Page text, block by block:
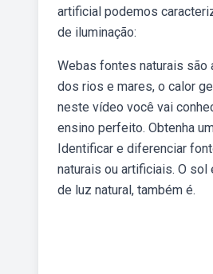
artificial podemos
de iluminação:
Webas fontes naturais são
dos rios e mares, o calor
neste vídeo você vai
ensino perfeito. Obtenha
Identificar e diferenciar
naturais ou artificiais. O
de luz natural, também é.